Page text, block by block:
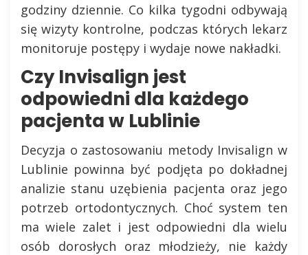
godziny dziennie. Co kilka tygodni odbywają
się wizyty kontrolne, podczas których lekarz
monitoruje postępy i wydaje nowe nakładki.
Czy Invisalign jest
odpowiedni dla każdego
pacjenta w Lublinie
Decyzja o zastosowaniu metody Invisalign w
Lublinie powinna być podjęta po dokładnej
analizie stanu uzębienia pacjenta oraz jego
potrzeb ortodontycznych. Choć system ten
ma wiele zalet i jest odpowiedni dla wielu
osób dorosłych oraz młodzieży, nie każdy